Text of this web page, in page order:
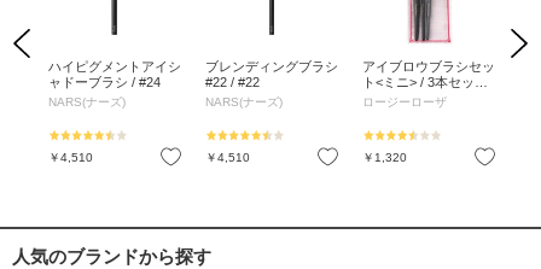
Previous
お気に入り
ハイピグメントアイシ
ャドーブラシ / #24
NARS(ナーズ)
￥4,510 お気に入り
ブレンディングブラシ
#22 / #22
NARS(ナーズ)
￥4,510 お気に入り
アイブロウブラシセッ
ト<ミニ> / 3本セット
(12g)
ロージーローザ
￥1,320
Next
人気のブランドから探す